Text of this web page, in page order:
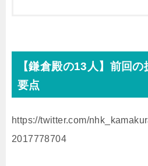
【鎌倉殿の13人】前回
要点
https://twitter.com/
2017778704